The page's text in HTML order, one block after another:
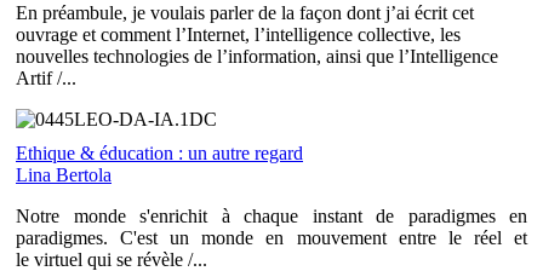
En préambule, je voulais parler de la façon dont j’ai écrit cet
ouvrage et comment l’Internet, l’intelligence collective, les
nouvelles technologies de l’information, ainsi que l’Intelligence
Artif /...
Ethique & éducation : un autre regard
Lina Bertola
Notre monde s'enrichit à chaque instant de paradigmes en
paradigmes. C'est un monde en mouvement entre le réel et
le virtuel qui se révèle /...